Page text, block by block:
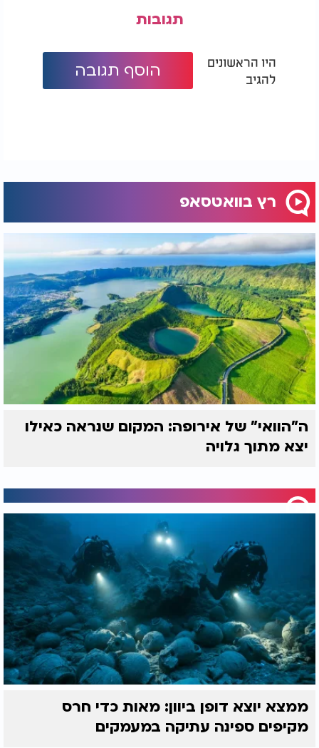
תגובות
היו הראשונים
להגיב
הוסף תגובה
רץ בוואטסאפ
ה"הוואי" של אירופה: המקום שנראה כאילו
יצא מתוך גלויה
ממצא יוצא דופן ביוון: מאות כדי חרס
מקיפים ספינה עתיקה במעמקים